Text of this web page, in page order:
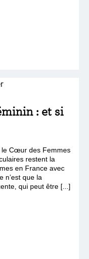
: et si
le Cœur des Femmes
restent la
en France avec
n’est que la
qui peut être [...]